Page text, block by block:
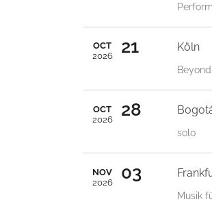
Köln
OCT
2026
21
OCT
2026
28
solo
NOV
2026
03
Musik